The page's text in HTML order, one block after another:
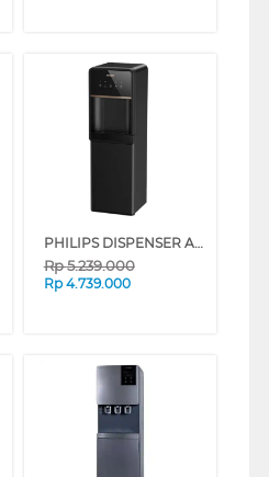
PHILIPS DISPENSER AIR BERDIRI STANDING DISPENSER ADD4981BKAK/70
Rp5.239.000
Rp 4.739.000